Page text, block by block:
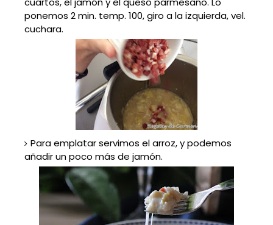
ponemos 2 min. temp. 100, giro a la izquierda, vel.
cuchara.
Para emplatar servimos el arroz, y podemos
añadir un poco más de jamón.